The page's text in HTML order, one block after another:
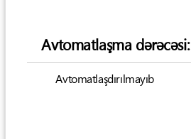
Avtomatlaşma dərəcəsi:
Avtomatlaşdırılmayıb